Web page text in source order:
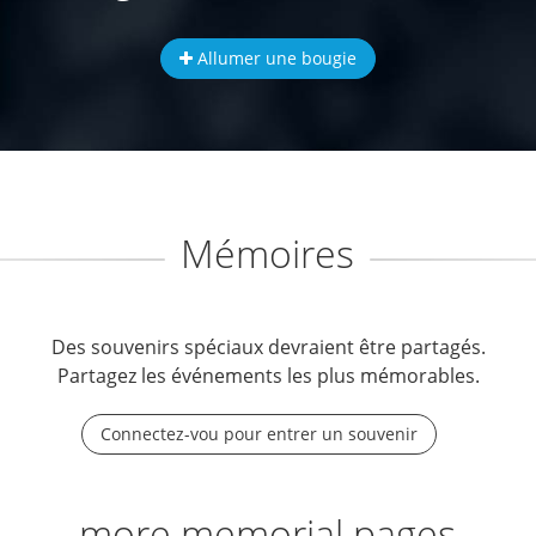
Allumer une bougie
Mémoires
Des souvenirs spéciaux devraient être partagés.
Partagez les événements les plus mémorables.
Connectez-vou pour entrer un souvenir